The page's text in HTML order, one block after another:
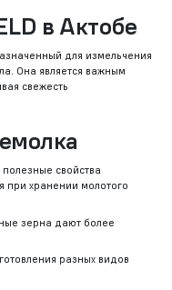
в Актобе
для измельчения
Она является важным
свежесть
свойства
при хранении молотого
зерна дают более
разных видов